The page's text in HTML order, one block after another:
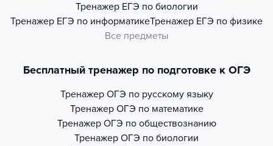
Тренажер ЕГЭ по биологии
Тренажер ЕГЭ по информатикеТренажер ЕГЭ по физике
Все предметы
Бесплатный тренажер по подготовке к ОГЭ
Тренажер ОГЭ по русскому языку
Тренажер ОГЭ по математике
Тренажер ОГЭ по обществознанию
Тренажер ОГЭ по биологии